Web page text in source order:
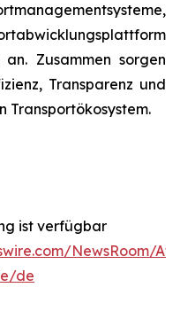
Zusammen sorgen
Transparenz und
Transportökosystem.
ist verfügbar
NewsRoom/
de